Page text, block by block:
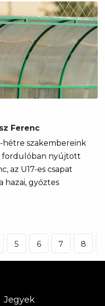
Ferenc
szakembereink
fordulóban nyújtott
az U17-es csapat
hazai, győztes
5 6 7 8
Jegyek